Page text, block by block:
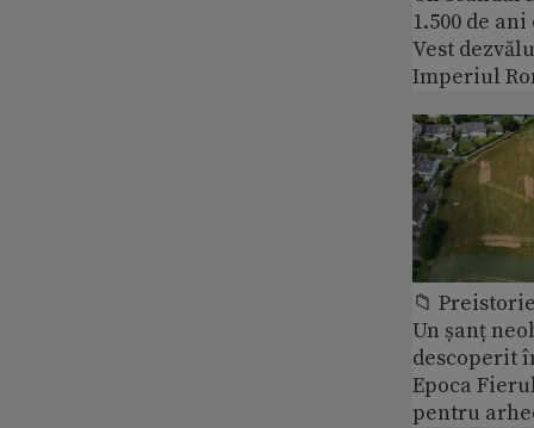
1.500 de
Vest
Imperiul
📁
Un șanț
descoperit
Epoca
pentru